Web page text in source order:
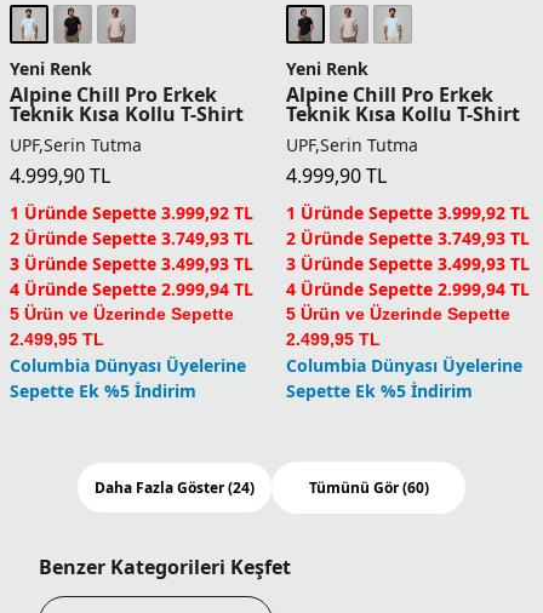
Yeni Renk
Zero Rules Light Erkek
Teknik Kısa Kollu T-Shirt
1 Üründe Sepette 3.199,92 TL
4 Üründe Sepette 2.399,94 TL
5 Ürün ve Üzerinde Sepette
Yeni
Parsons Point Logo Erkek
Teknik Kısa Kollu T-Shirt
2 Üründe Sepette 3.149,93 TL
5 Ürün ve Üzerinde Sepette